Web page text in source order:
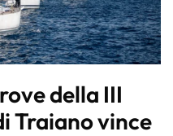
della III
Traiano vince